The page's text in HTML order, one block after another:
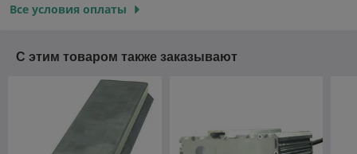
Все условия оплаты
С этим товаром также заказывают